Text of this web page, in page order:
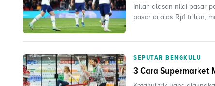
Inilah alasan nilai pasar
pasar di atas Rp1 triliun,
SEPUTAR BENGKULU
3 Cara Supermarket